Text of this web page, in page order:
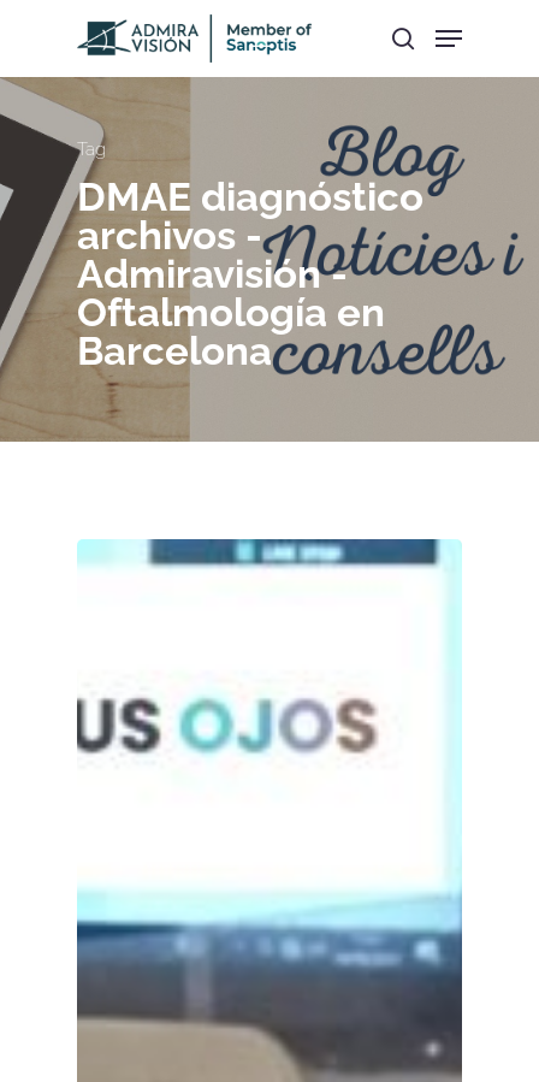
Hit enter to search or ESC to close
Tag
DMAE diagnóstico
archivos -
Admiravisión -
Oftalmología en
Barcelona